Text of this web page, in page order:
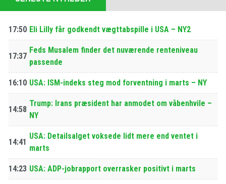
17:50 Eli Lilly får godkendt vægttabspille i USA – NY2
17:37
Feds Musalem finder det nuværende renteniveau
passende
16:10 USA: ISM-indeks steg mod forventning i marts – NY
14:58
Trump: Irans præsident har anmodet om våbenhvile –
NY
14:41
USA: Detailsalget voksede lidt mere end ventet i
marts
14:23 USA: ADP-jobrapport overrasker positivt i marts